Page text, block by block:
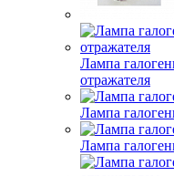
Лампа
отражателя
Лампа
Лампа